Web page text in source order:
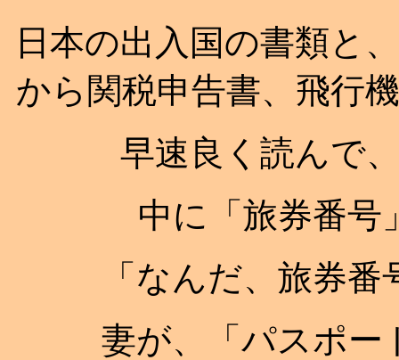
日本の出入国の書類と
から関税申告書、飛行
早速良く読んで
中に「旅券番号
「なんだ、旅券
妻が、「パスポー